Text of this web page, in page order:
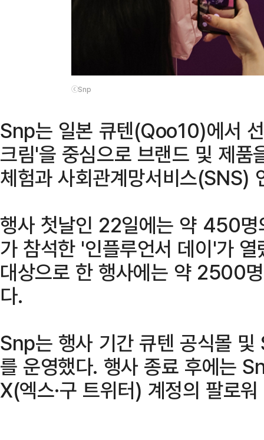
ⓒSnp
Snp는 일본 큐텐(Qoo10)에서
크림'을 중심으로 브랜드 및 제품
체험과 사회관계망서비스(SNS)
행사 첫날인 22일에는 약 450명
가 참석한 '인플루언서 데이'가
대상으로 한 행사에는 약 2500
다.
Snp는 행사 기간 큐텐 공식몰
를 운영했다. 행사 종료 후에는
X(엑스·구 트위터) 계정의 팔로